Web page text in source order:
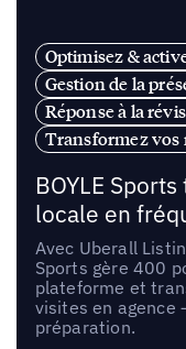
Optimisez &
Gestion de la
Réponse à la
Transformez vos
BOYLE
locale en
Avec Uberall
Sports gère 400
plateforme et
visites en agence
préparation.